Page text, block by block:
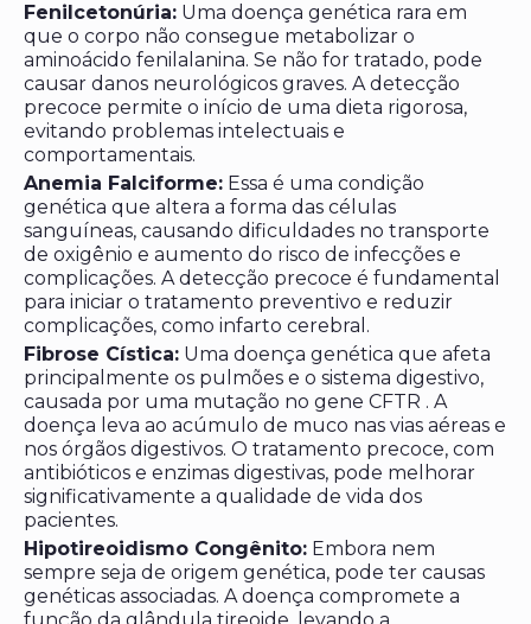
Fenilcetonúria: Uma doença genética rara em
que o corpo não consegue metabolizar o
aminoácido fenilalanina. Se não for tratado, pode
causar danos neurológicos graves. A detecção
precoce permite o início de uma dieta rigorosa,
evitando problemas intelectuais e
comportamentais.
Anemia Falciforme: Essa é uma condição
genética que altera a forma das células
sanguíneas, causando dificuldades no transporte
de oxigênio e aumento do risco de infecções e
complicações. A detecção precoce é fundamental
para iniciar o tratamento preventivo e reduzir
complicações, como infarto cerebral.
Fibrose Cística: Uma doença genética que afeta
principalmente os pulmões e o sistema digestivo,
causada por uma mutação no gene CFTR . A
doença leva ao acúmulo de muco nas vias aéreas e
nos órgãos digestivos. O tratamento precoce, com
antibióticos e enzimas digestivas, pode melhorar
significativamente a qualidade de vida dos
pacientes.
Hipotireoidismo Congênito: Embora nem
sempre seja de origem genética, pode ter causas
genéticas associadas. A doença compromete a